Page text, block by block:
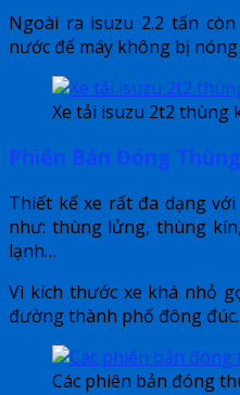
Ngoài ra isuzu 2.2 tấn
nước để máy không bị
Xe tải isuzu 2t2 thùng
Phiên Bản Đóng
Thiết kế xe rất đa dạng
như: thùng lửng, thùng
lạnh…
Vì kích thước xe khá nhỏ
đường thành phố đông đúc.
Các phiên bản đóng